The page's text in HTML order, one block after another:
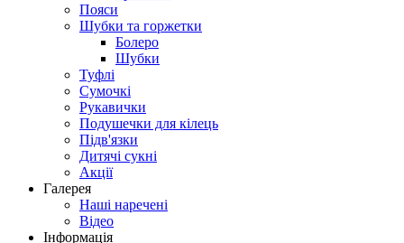
Пояси
Шубки та горжетки
Болеро
Шубки
Туфлі
Сумочкі
Рукавички
Подушечки для кілець
Підв'язки
Дитячі сукні
Акції
Галерея
Наші наречені
Відео
Інформація